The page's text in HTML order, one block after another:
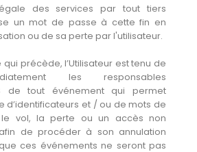
des services par tout tiers
un mot de passe à cette fin en
ou de sa perte par l'utilisateur.
qui précède, l’Utilisateur est tenu de
les responsables
de tout événement qui permet
d’identificateurs et / ou de mots de
vol, la perte ou un accès non
de procéder à son annulation
ces événements ne seront pas